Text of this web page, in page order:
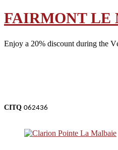
FAIRMONT LE
Enjoy a 20% discount during the
CITQ 062436